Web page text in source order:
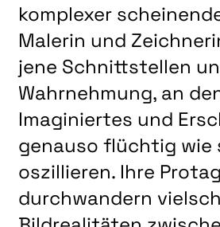
komplexer
Malerin und
jene Schnittstellen
Wahrnehmung, an
Imaginiertes und
genauso flüchtig wie
oszillieren. Ihre
durchwandern